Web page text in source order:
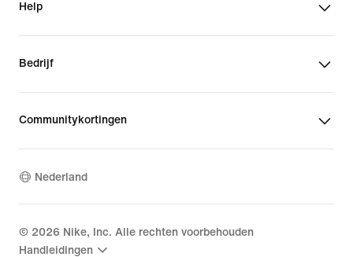
Help
Bedrijf
Communitykortingen
Nederland
© 2026 Nike, Inc. Alle rechten voorbehouden
Handleidingen